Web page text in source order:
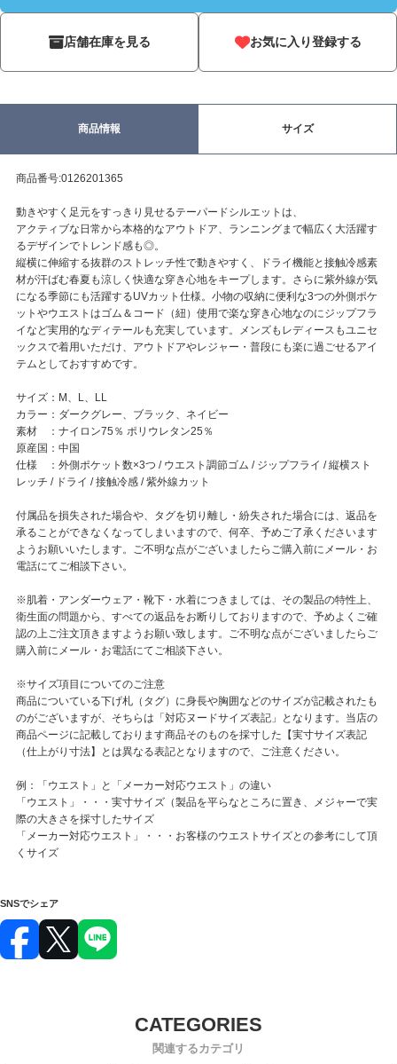
店舗在庫を見る お気に入り登録する
商品情報 サイズ
商品番号:0126201365
動きやすく足元をすっきり見せるテーパードシルエットは、
アクティブな日常から本格的なアウトドア、ランニングまで幅広く大活躍す
るデザインでトレンド感も◎。
縦横に伸縮する抜群のストレッチ性で動きやすく、ドライ機能と接触冷感素
材が汗ばむ春夏も涼しく快適な穿き心地をキープします。さらに紫外線が気
になる季節にも活躍するUVカット仕様。小物の収納に便利な3つの外側ポケ
ットやウエストはゴム＆コード（紐）使用で楽な穿き心地なのにジップフラ
イなど実用的なディテールも充実しています。メンズもレディースもユニセ
ックスで着用いただけ、アウトドアやレジャー・普段にも楽に過ごせるアイ
テムとしておすすめです。
サイズ：M、L、LL
カラー：ダークグレー、ブラック、ネイビー
素材 ：ナイロン75％ ポリウレタン25％
原産国：中国
仕様 ：外側ポケット数×3つ / ウエスト調節ゴム / ジップフライ / 縦横スト
レッチ / ドライ / 接触冷感 / 紫外線カット
付属品を損失された場合や、タグを切り離し・紛失された場合には、返品を
承ることができなくなってしまいますので、何卒、予めご了承くださいます
ようお願いいたします。ご不明な点がございましたらご購入前にメール・お
電話にてご相談下さい。
※肌着・アンダーウェア・靴下・水着につきましては、その製品の特性上、
衛生面の問題から、すべての返品をお断りしておりますので、予めよくご確
認の上ご注文頂きますようお願い致します。ご不明な点がございましたらご
購入前にメール・お電話にてご相談下さい。
※サイズ項目についてのご注意
商品についている下げ札（タグ）に身長や胸囲などのサイズが記載されたも
のがございますが、そちらは「対応ヌードサイズ表記」となります。当店の
商品ページに記載しております商品そのものを採寸した【実寸サイズ表記
（仕上がり寸法】とは異なる表記となりますので、ご注意ください。
例：「ウエスト」と「メーカー対応ウエスト」の違い
「ウエスト」・・・実寸サイズ（製品を平らなところに置き、メジャーで実
際の大きさを採寸したサイズ
「メーカー対応ウエスト」・・・お客様のウエストサイズとの参考にして頂
くサイズ
SNSでシェア
関連するカテゴリ